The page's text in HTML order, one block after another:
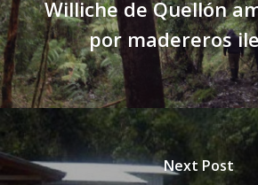
Williche de Quellón
por madereros
Next Post